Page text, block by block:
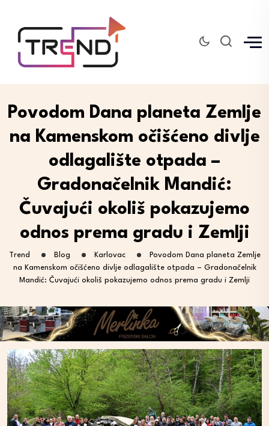
Povodom Dana planeta Zemlje
na Kamenskom očišćeno divlje
odlagalište otpada –
Gradonačelnik Mandić:
Čuvajući okoliš pokazujemo
odnos prema gradu i Zemlji
Trend Blog Karlovac
Povodom Dana planeta Zemlje
na Kamenskom očišćeno divlje odlagalište otpada – Gradonačelnik
Mandić: Čuvajući okoliš pokazujemo odnos prema gradu i Zemlji